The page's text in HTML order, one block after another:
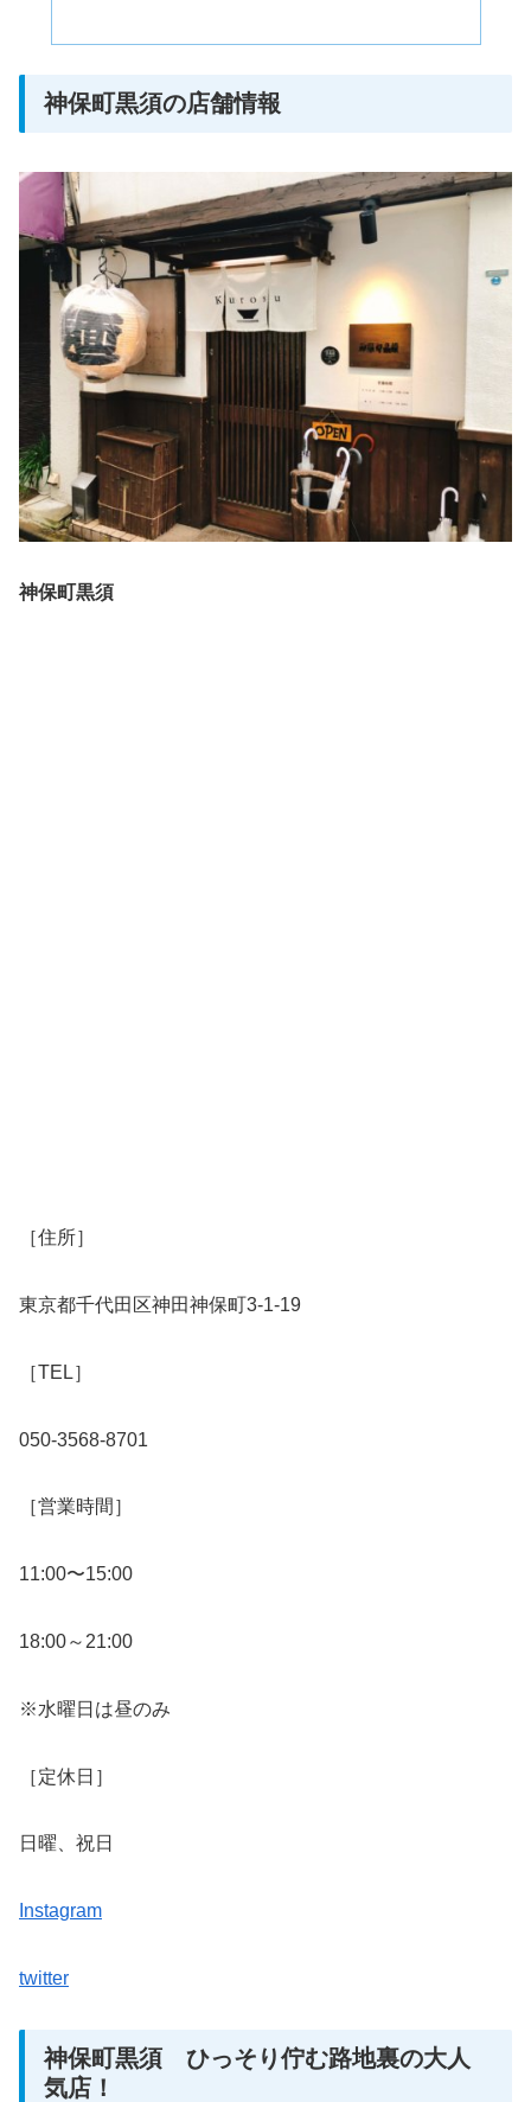
神保町黒須の店舗情報
神保町黒須
［住所］
東京都千代田区神田神保町3-1-19
［TEL］
050-3568-8701
［営業時間］
11:00〜15:00
18:00～21:00
※水曜日は昼のみ
［定休日］
日曜、祝日
Instagram
twitter
神保町黒須 ひっそり佇む路地裏の大人
気店！